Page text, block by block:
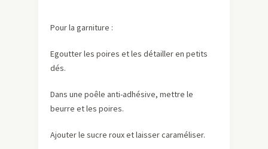
Pour la garniture :
Egoutter les poires et les détailler en petits
dés.
Dans une poêle anti-adhésive, mettre le
beurre et les poires.
Ajouter le sucre roux et laisser caraméliser.